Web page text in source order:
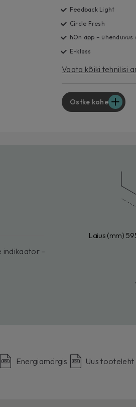
Feedback Light
Circle Fresh
hOn äpp –
E-klass
Vaata kõiki tehnilisi
Ostke kohe
indikaator –
Laius (mm)
Energiamärgis Uus tooteleht